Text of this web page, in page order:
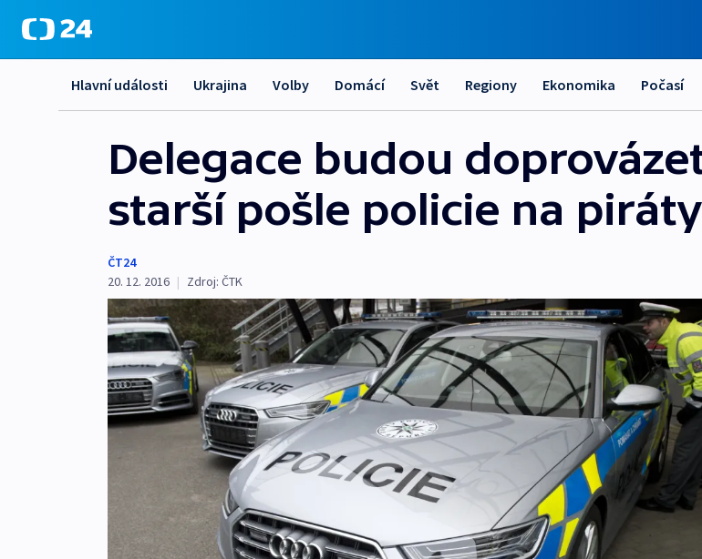
Hlavní události Ukrajina Volby Domácí Svět Regiony Ekonomika Počasí
Delegace budou
starší pošle policie na piráty
ČT24
20. 12. 2016 | Zdroj: ČTK